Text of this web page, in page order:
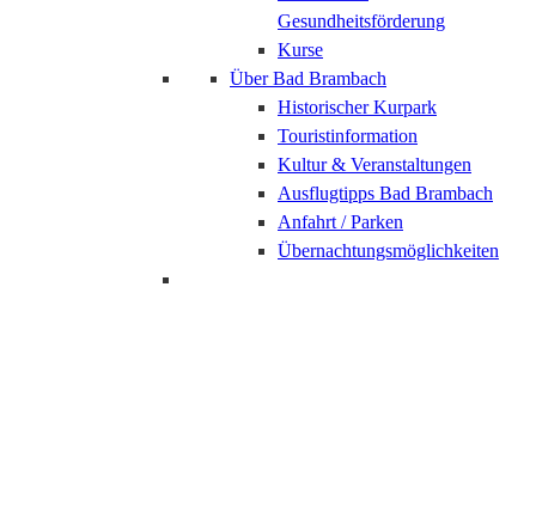
Gesundheitsförderung
Kurse
Über Bad Brambach
Historischer Kurpark
Touristinformation
Kultur & Veranstaltungen
Ausflugtipps Bad Brambach
Anfahrt / Parken
Übernachtungsmöglichkeiten